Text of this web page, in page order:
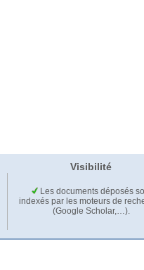
Visibilité
Les documents déposés
indexés par les moteurs de
(Google Scholar,…).